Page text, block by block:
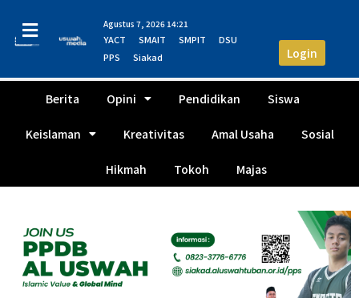
Login
Agustus 7, 2026 14:21
YACT SMAIT SMPIT
DSU
PPS
Siakad
Berita Opini Pendidikan Siswa
Keislaman Kreativitas Amal Usaha Sosial
Hikmah Tokoh Majas